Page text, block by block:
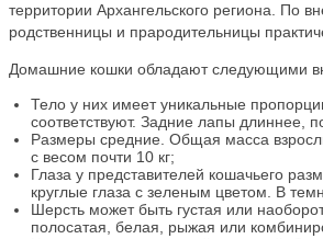
территории Архангельского региона. По
родственницы и прародительницы
Домашние кошки обладают следующими
Тело у них имеет уникальные
соответствуют. Задние лапы длиннее,
Размеры средние. Общая масса
с весом почти 10 кг;
Глаза у представителей кошачьего
круглые глаза с зеленым цветом. В
Шерсть может быть густая или
полосатая, белая, рыжая или